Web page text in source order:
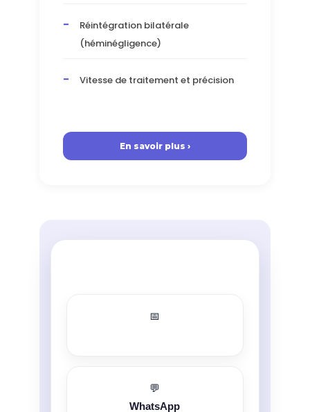
Réintégration bilatérale
(héminégligence)
Vitesse de traitement et précision
En savoir plus ›
📅
💬
WhatsApp